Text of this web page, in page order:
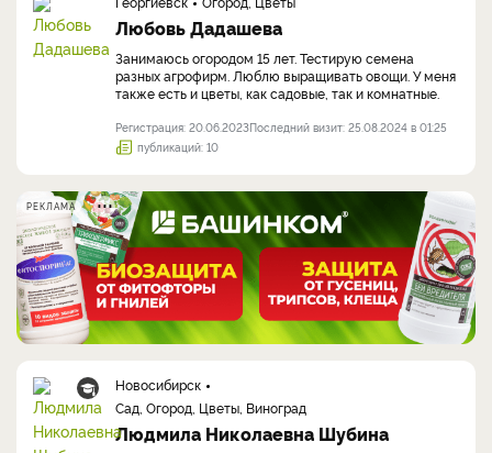
Любовь Дадашева
Занимаюсь огородом 15 лет. Тестирую семена
разных агрофирм. Люблю выращивать овощи. У меня
также есть и цветы, как садовые, так и комнатные.
Регистрация: 20.06.2023Последний визит: 25.08.2024 в 01:25
публикаций: 10
РЕКЛАМА
Новосибирск
Сад, Огород, Цветы, Виноград
Людмила Николаевна Шубина